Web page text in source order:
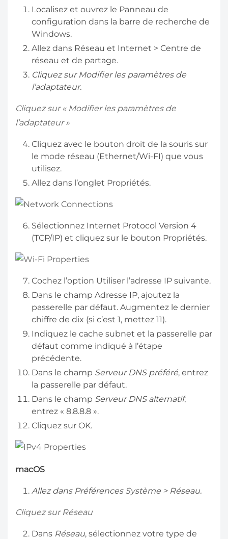
Localisez et ouvrez le Panneau de
configuration dans la barre de recherche de
Windows.
Allez dans Réseau et Internet > Centre de
réseau et de partage.
Cliquez sur Modifier les paramètres de
l’adaptateur.
Cliquez sur « Modifier les paramètres de
l’adaptateur »
Cliquez avec le bouton droit de la souris sur
le mode réseau (Ethernet/Wi-FI) que vous
utilisez.
Allez dans l’onglet Propriétés.
Sélectionnez Internet Protocol Version 4
(TCP/IP) et cliquez sur le bouton Propriétés.
Cochez l’option Utiliser l’adresse IP suivante.
Dans le champ Adresse IP, ajoutez la
passerelle par défaut. Augmentez le dernier
chiffre de dix (si c’est 1, mettez 11).
Indiquez le cache subnet et la passerelle par
défaut comme indiqué à l’étape
précédente.
Dans le champ Serveur DNS préféré, entrez
la passerelle par défaut.
Dans le champ Serveur DNS alternatif,
entrez « 8.8.8.8 ».
Cliquez sur OK.
macOS
Allez dans Préférences Système > Réseau.
Cliquez sur Réseau
Dans Réseau, sélectionnez votre type de